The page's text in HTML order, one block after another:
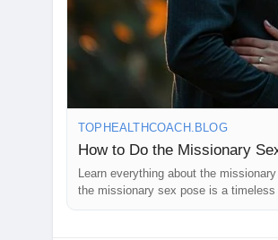
Développeurs
Entreprises locales
La silver économie
Récompenses
TOPHEALTHCOACH.BLOG
How to Do the Missionary
Learn everything about the
the missionary sex pose is a